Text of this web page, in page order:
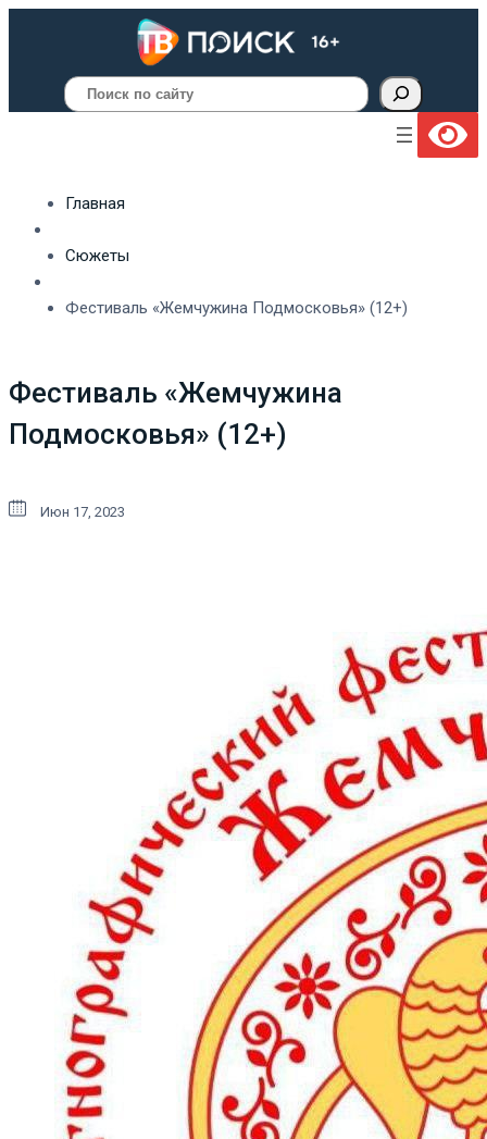
Поиск
Главная
Сюжеты
Фестиваль «Жемчужина Подмосковья» (12+)
Фестиваль «Жемчужина
Подмосковья» (12+)
Июн 17, 2023